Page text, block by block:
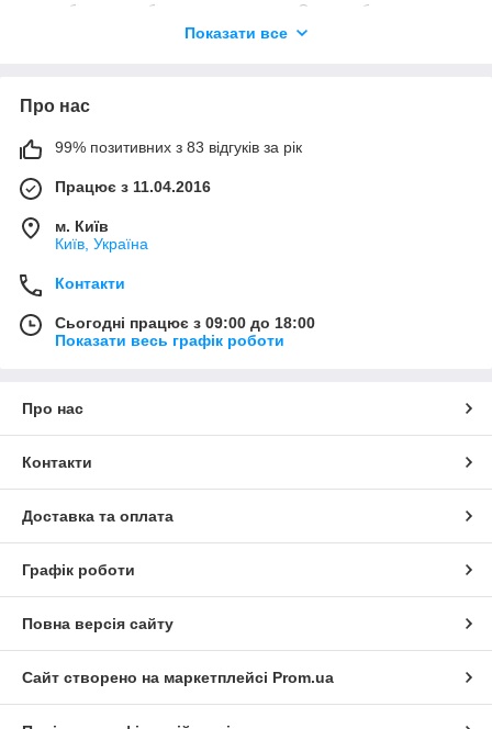
очень большую область применения. Самые обычные и
привычные для нас вещи на самом деле не могут быть
человека неодимовый магнит тоже занял свою нишу -
магниты на холодильник, магнитные замки в мебели, детские
игрушки, небольшой магнит среди инструментов, который в
нужный момент поможет найти и достать из
труднодоступного места любой железный предмет. В
строительстве тоже активно используется этот материал. Но
что же делает его таким популярным? Какие уникальные
сферы деятельности? Это сила сцепления неодимового
магнита, она в десятки раз превышает силу сцепления
любого другого магнита. Это долговечность, магнитные
свойства сохраняются даже через годы использований. Вы
Показати все
Про нас
99% позитивних з 83 відгуків за рік
Працює з 11.04.2016
м. Київ
Київ, Україна
Контакти
Сьогодні працює з 09:00 до 18:00
Показати весь графік роботи
Про нас
Контакти
Доставка та оплата
Графік роботи
Повна версія сайту
Сайт створено на маркетплейсі Prom.ua